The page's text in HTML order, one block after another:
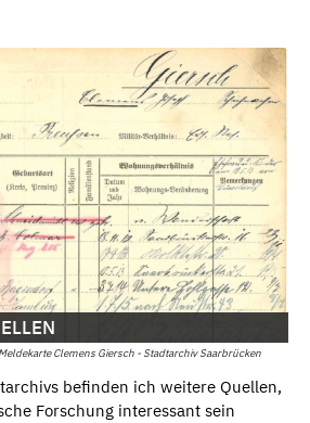
Meldekarte Clemens Giersch - Stadtarchiv Saarbrücken
befinden ich weitere Quellen,
Forschung interessant sein